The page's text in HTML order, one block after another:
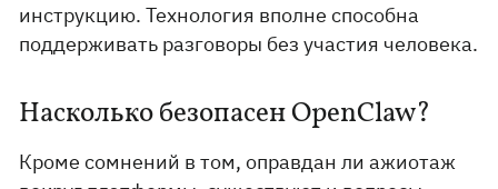
инструкцию. Технология вполне способна
поддерживать разговоры без участия человека.
Насколько безопасен OpenClaw?
Кроме сомнений в том, оправдан ли ажиотаж